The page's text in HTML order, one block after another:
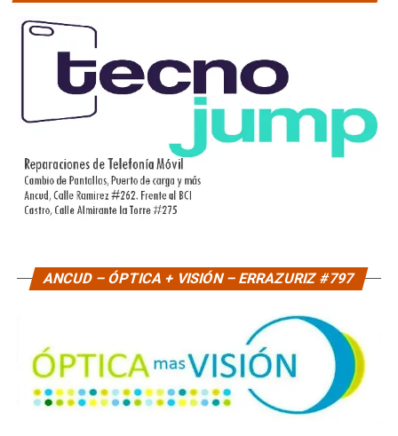
ANCUD – ÓPTICA + VISIÓN – ERRAZURIZ #797